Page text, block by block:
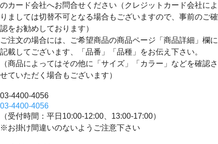
のカード会社へお問合せください（クレジットカード会社によ
りましては切替不可となる場合もございますので、事前のご確
認をお勧めしております）
ご注文の場合には、ご希望商品の商品ページ「商品詳細」欄に
記載してございます、
「品番」「品種」
をお伝え下さい。
（商品によってはその他に「サイズ」「カラー」などを確認さ
せていただく場合もございます）
03-4400-4056
03-4400-4056
（受付時間：平日10:00-12:00、13:00-17:00）
※お掛け間違いのないようご注意下さい